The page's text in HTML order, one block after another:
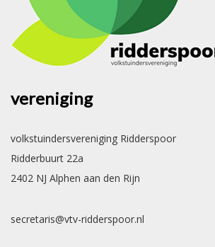
vereniging
volkstuindersvereniging Ridderspoor
Ridderbuurt 22a
2402 NJ Alphen aan den Rijn
secretaris@vtv-ridderspoor.nl